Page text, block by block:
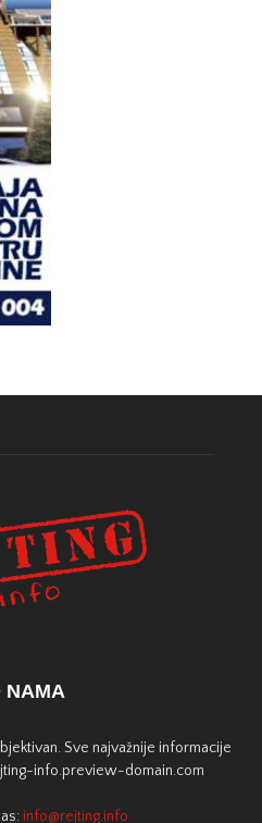
NAMA
Sve najvažnije informacije
info.preview-domain.com
info@rejting.info